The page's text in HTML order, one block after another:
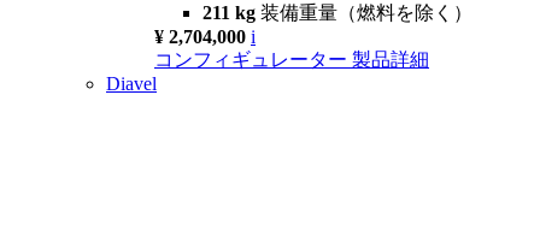
211 kg 装備重量（燃料を除く）
¥ 2,704,000 i
コンフィギュレーター 製品詳細
Diavel